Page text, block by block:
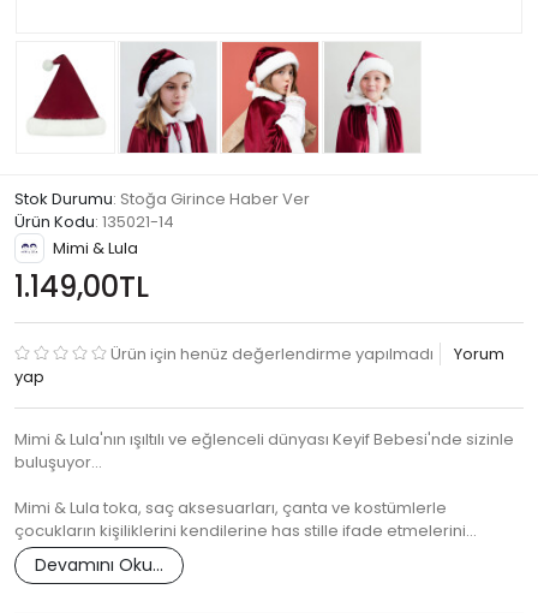
Stok Durumu: Stoğa Girince Haber Ver
Ürün Kodu: 135021-14
Mimi & Lula
1.149,00TL
Ürün için henüz değerlendirme yapılmadı
Yorum
yap
Mimi & Lula'nın ışıltılı ve eğlenceli dünyası Keyif Bebesi'nde sizinle
buluşuyor...
Mimi & Lula toka, saç aksesuarları, çanta ve kostümlerle
çocukların kişiliklerini kendilerine has stille ifade etmelerini…
Devamını Oku...